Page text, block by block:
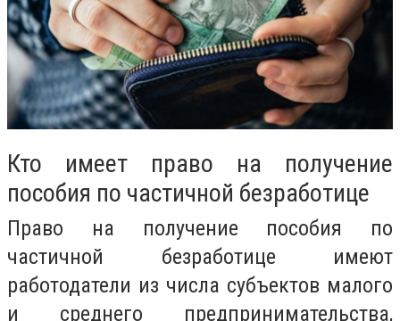
Кто имеет право на получение
пособия по частичной безработице
Право на получение пособия по
частичной безработице имеют
работодатели из числа субъектов малого
и среднего предпринимательства,